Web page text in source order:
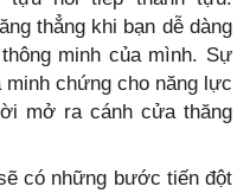
thẳng khi bạn dễ dàng
minh của mình. Sự
chứng cho năng lực
mở ra cánh cửa thăng
có những bước tiến đột